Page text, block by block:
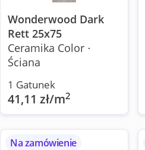
Wonderwood Dark
Rett 25x75
Ceramika Color ⋅
Ściana
1 Gatunek
41,11 zł/m2
Na zamówienie